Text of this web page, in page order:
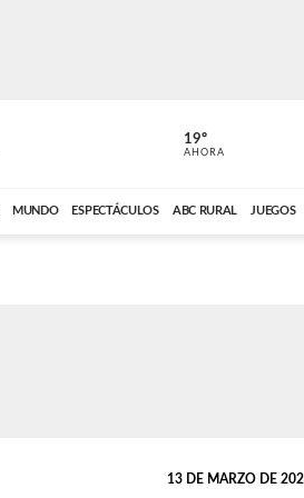
ABC CARDINAL
19º
AHORA
MUNDO ESPECTÁCULOS ABC RURAL JUEGOS
13 DE MARZO DE